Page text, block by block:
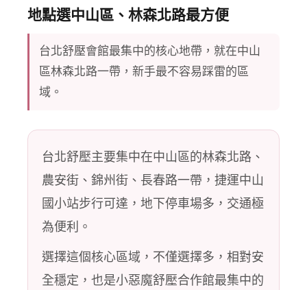
地點選中山區、林森北路最方便
台北舒壓會館最集中的核心地帶，就在中山
區林森北路一帶，新手最不容易踩雷的區
域。
台北舒壓主要集中在中山區的林森北路、
農安街、錦州街、長春路一帶，捷運中山
國小站步行可達，地下停車場多，交通極
為便利。
選擇這個核心區域，不僅選擇多，相對安
全穩定，也是小惡魔舒壓合作館最集中的